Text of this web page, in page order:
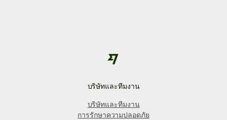
บริษัทและทีมงาน
บริษัทและทีมงาน
การรักษาความปลอดภัย